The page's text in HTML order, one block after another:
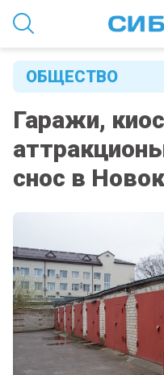
ОБЩЕСТВО
Гаражи,
снос в